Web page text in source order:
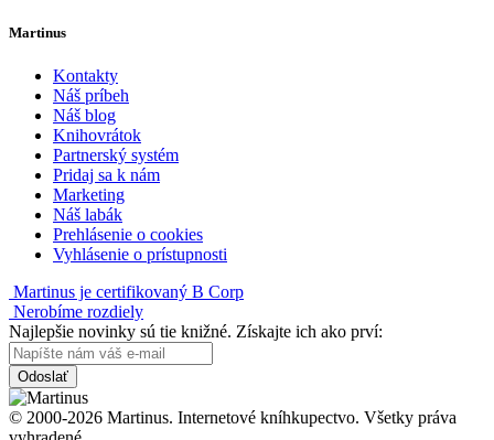
Martinus
Kontakty
Náš príbeh
Náš blog
Knihovrátok
Partnerský systém
Pridaj sa k nám
Marketing
Náš labák
Prehlásenie o cookies
Vyhlásenie o prístupnosti
Martinus je certifikovaný B Corp
Nerobíme rozdiely
Najlepšie novinky sú tie knižné. Získajte ich ako prví:
Odoslať
© 2000-2026 Martinus. Internetové kníhkupectvo. Všetky práva